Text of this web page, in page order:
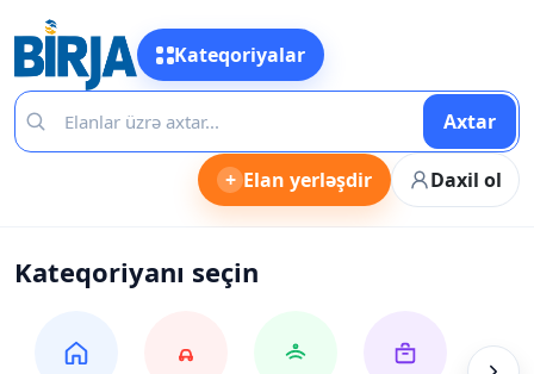
Kateqoriyalar
Axtar
+ Elan yerləşdir Daxil ol
Kateqoriyanı seçin